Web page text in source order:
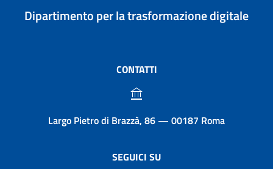
Dipartimento per la trasformazione digitale
CONTATTI
Largo Pietro di Brazzà, 86 — 00187 Roma
SEGUICI SU